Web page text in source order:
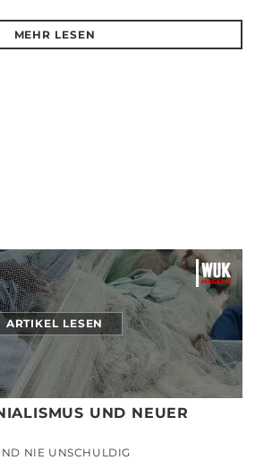
MEHR LESEN
ARTIKEL LESEN
UND NEUER
NIE UNSCHULDIG